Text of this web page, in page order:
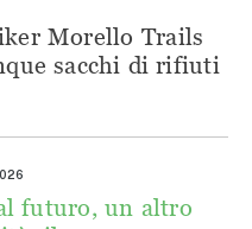
Morello Trails
sacchi di rifiuti
futuro, un altro